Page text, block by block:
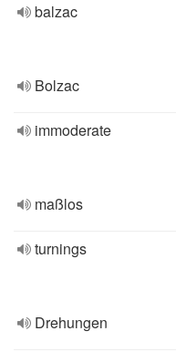
balzac
Bolzac
immoderate
maßlos
turnings
Drehungen